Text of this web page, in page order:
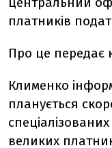
платників
Про це передає
Клименко
планується
великих